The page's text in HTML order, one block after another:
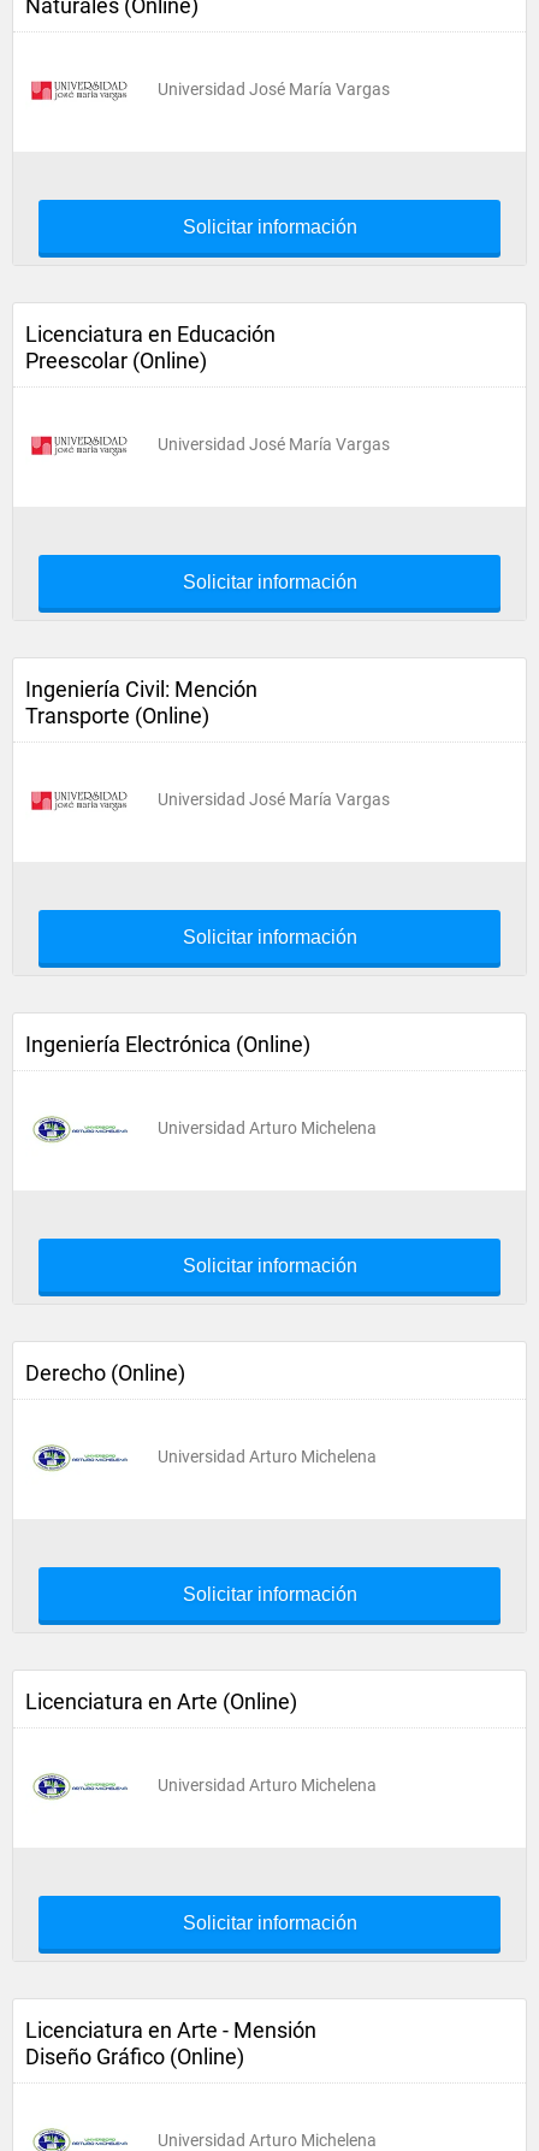
Naturales (Online)
Universidad José María Vargas
Solicitar información
Licenciatura en Educación
Preescolar (Online)
Universidad José María Vargas
Solicitar información
Ingeniería Civil: Mención
Transporte (Online)
Universidad José María Vargas
Solicitar información
Ingeniería Electrónica (Online)
Universidad Arturo Michelena
Solicitar información
Derecho (Online)
Universidad Arturo Michelena
Solicitar información
Licenciatura en Arte (Online)
Universidad Arturo Michelena
Solicitar información
Licenciatura en Arte - Mensión
Diseño Gráfico (Online)
Universidad Arturo Michelena